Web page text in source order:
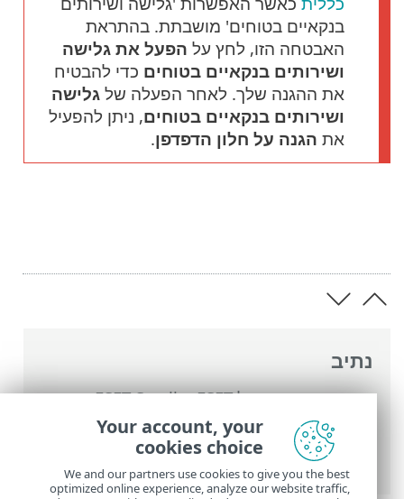
נתיב
העזרה המקוונת של ESET >
ESET Small
Business Security
>
עבודה עם ESET Small
Business Security
>הגדרות>כלי אבטחה
הגנה על חלון הדפדפן
בנקאיים בטוחים' מושבתת. בהתראת
האבטחה הזו, לחץ על הפעל את גלישה
ושירותים בנקאיים בטוחים כדי להבטיח
את ההגנה שלך. לאחר הפעלה של גלישה
ושירותים בנקאיים בטוחים, ניתן להפעיל
את הגנה על חלון הדפדפן.
Your account, your
cookies choice
We and our partners use cookies to give you the best
optimized online experience, analyze our website traffic,